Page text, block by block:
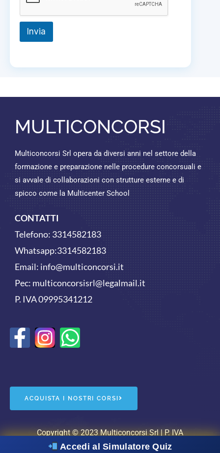
Invia
MULTICONCORSI
Multiconcorsi Srl opera da diversi anni nel settore della
formazione e preparazione nelle procedure concorsuali e
si avvale di collaborazioni con strutture esterne e di
spicco come la Multicenter School
CONTATTI
Telefono: 3314582183
Whatsapp:3314582183
Email: info@multiconcorsi.it
Pec: multiconcorsisrl@legalmail.it
P. IVA 09995341212
F
e
b
o
W
t
s
a
ACQUISTA I NOSTRI CORSI
Copyright © 2023 Multiconcorsi Srl | P. IVA
09995341212 | cookie policy|privacy policy| Powered
Accedi al Simulatore Quiz